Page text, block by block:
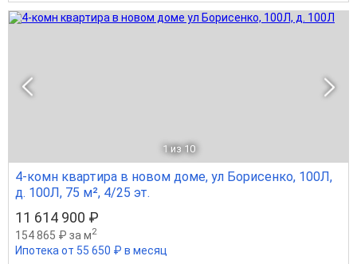
1 из 10
4-комн квартира в новом доме, ул Борисенко, 100Л,
д. 100Л, 75 м², 4/25 эт.
11 614 900 ₽
154 865 ₽ за м2
Ипотека от 55 650 ₽ в месяц